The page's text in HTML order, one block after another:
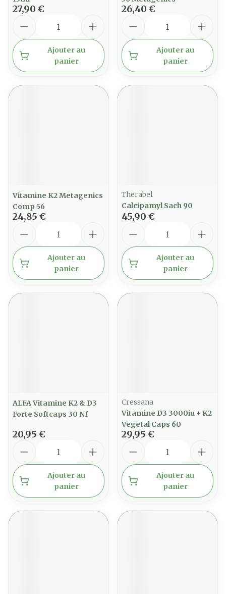
27,90 €
Ajouter au
panier
26,40 €
Ajouter au
panier
Vitamine K2 Metagenics
Comp 56
24,85 €
Ajouter au
panier
Therabel
Calcipamyl Sach 90
45,90 €
Ajouter au
panier
ALFA Vitamine K2 & D3
Forte Softcaps 30 Nf
20,95 €
Ajouter au
panier
Cressana
Vitamine D3 3000iu + K2
Vegetal Caps 60
29,95 €
Ajouter au
panier